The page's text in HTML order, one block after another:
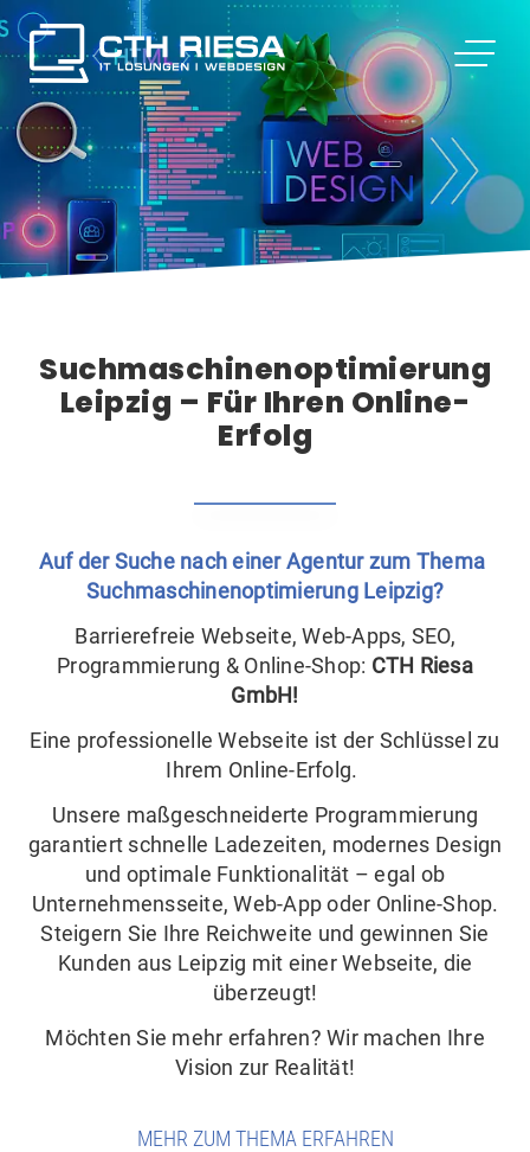
Suchmaschinenoptimierung
Leipzig – Für Ihren Online-
Erfolg
Auf der Suche nach einer Agentur zum Thema
Suchmaschinenoptimierung Leipzig?
Barrierefreie Webseite, Web-Apps, SEO,
Programmierung & Online-Shop: CTH Riesa
GmbH!
Eine professionelle Webseite ist der Schlüssel zu
Ihrem Online-Erfolg.
Unsere maßgeschneiderte Programmierung
garantiert schnelle Ladezeiten, modernes Design
und optimale Funktionalität – egal ob
Unternehmensseite, Web-App oder Online-Shop.
Steigern Sie Ihre Reichweite und gewinnen Sie
Kunden aus Leipzig mit einer Webseite, die
überzeugt!
Möchten Sie mehr erfahren? Wir machen Ihre
Vision zur Realität!
MEHR ZUM THEMA ERFAHREN